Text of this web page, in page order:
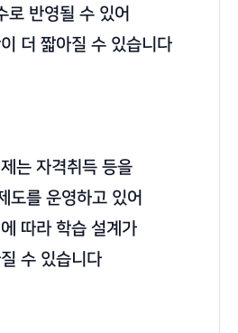
로 반영될 수 있어
더 짧아질 수 있습니다
는 자격취득 등을
도를 운영하고 있어
따라 학습 설계가
수 있습니다